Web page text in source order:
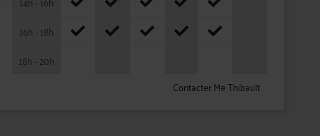
16h - 18h
18h - 20h
Contacter Me Thibault